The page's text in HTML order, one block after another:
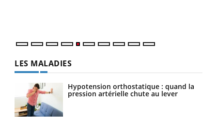
LES MALADIES
Hypotension orthostatique : quand la
pression artérielle chute au lever